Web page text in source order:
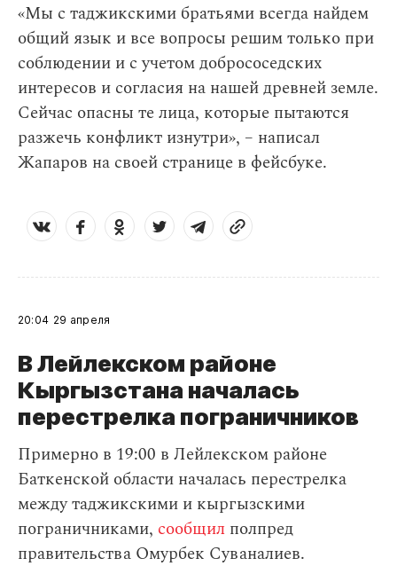
«Мы с таджикскими братьями всегда найдем
общий язык и все вопросы решим только при
соблюдении и с учетом добрососедских
интересов и согласия на нашей древней земле.
Сейчас опасны те лица, которые пытаются
разжечь конфликт изнутри», – написал
Жапаров на своей странице в фейсбуке.
20:04 29 апреля
В Лейлекском районе
Кыргызстана началась
перестрелка пограничников
Примерно в 19:00 в Лейлекском районе
Баткенской области началась перестрелка
между таджикскими и кыргызскими
пограничниками, сообщил полпред
правительства Омурбек Суваналиев.